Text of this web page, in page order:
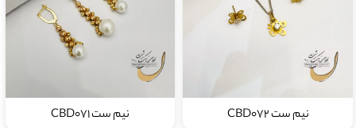
نیم ست CBD072 نیم ست CBD071